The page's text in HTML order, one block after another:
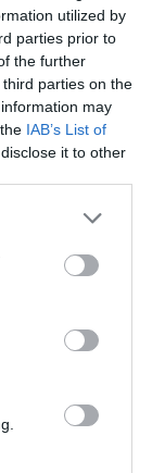
utilized by
parties prior to
the further
parties on the
may
IAB’s List of
it to other